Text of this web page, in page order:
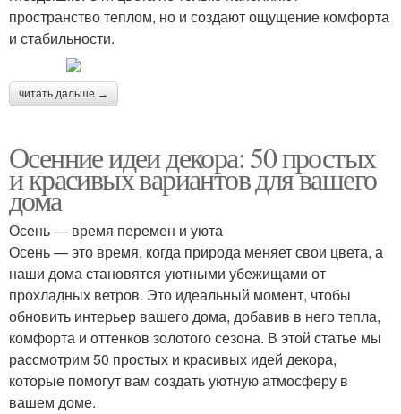
пространство теплом, но и создают ощущение комфорта
и стабильности.
читать дальше →
Осенние идеи декора: 50 простых
и красивых вариантов для вашего
дома
Осень — время перемен и уюта
Осень — это время, когда природа меняет свои цвета, а
наши дома становятся уютными убежищами от
прохладных ветров. Это идеальный момент, чтобы
обновить интерьер вашего дома, добавив в него тепла,
комфорта и оттенков золотого сезона. В этой статье мы
рассмотрим 50 простых и красивых идей декора,
которые помогут вам создать уютную атмосферу в
вашем доме.